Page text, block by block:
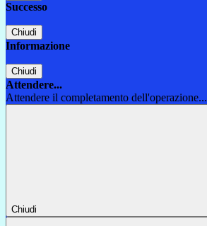
Successo
Chiudi
Informazione
Chiudi
Attendere...
Attendere il completamento dell'operazione...
Chiudi